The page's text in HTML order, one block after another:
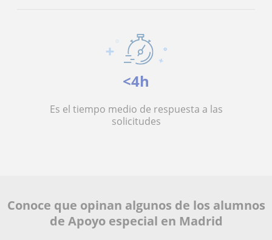
<4h
Es el tiempo medio de respuesta a las
solicitudes
Conoce que opinan algunos de los alumnos
de Apoyo especial en Madrid